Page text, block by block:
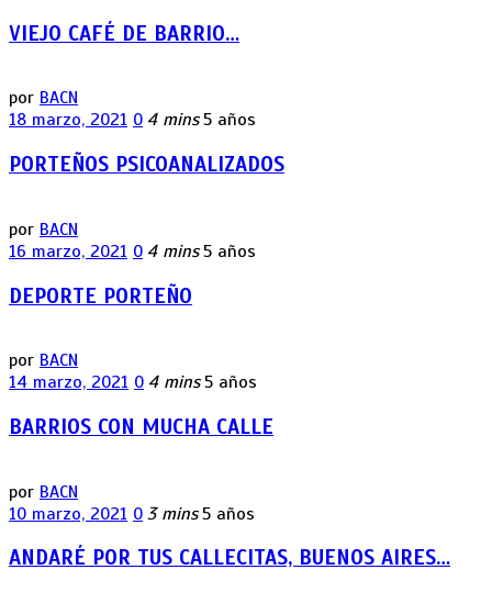
VIEJO CAFÉ DE BARRIO…
por BACN
18 marzo, 2021 0 4 mins 5 años
PORTEÑOS PSICOANALIZADOS
por BACN
16 marzo, 2021 0 4 mins 5 años
DEPORTE PORTEÑO
por BACN
14 marzo, 2021 0 4 mins 5 años
BARRIOS CON MUCHA CALLE
por BACN
10 marzo, 2021 0 3 mins 5 años
ANDARÉ POR TUS CALLECITAS, BUENOS AIRES…